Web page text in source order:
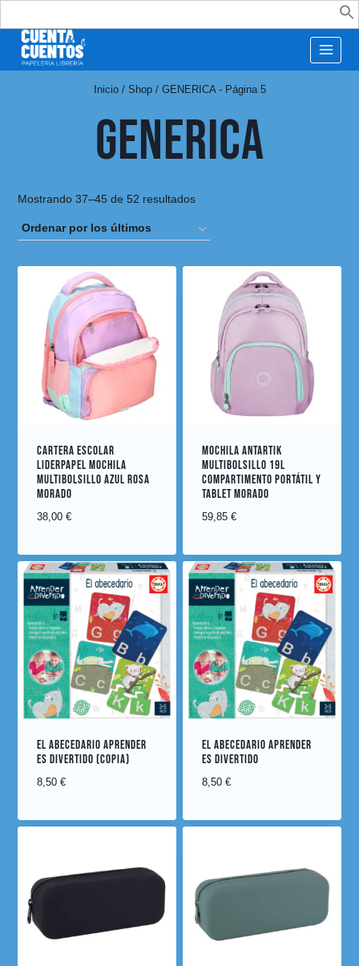
Buscar:
Inicio / Shop / GENERICA- Página 5
GENERICA
Mostrando 37–45 de 52 resultados
CARTERA ESCOLAR
LIDERPAPEL MOCHILA
MULTIBOLSILLO AZUL ROSA
MORADO
38,00 €
MOCHILA ANTARTIK
MULTIBOLSILLO 19L
COMPARTIMENTO PORTÁTIL Y
TABLET MORADO
59,85 €
EL ABECEDARIO APRENDER
ES DIVERTIDO (COPIA)
8,50 €
EL ABECEDARIO APRENDER
ES DIVERTIDO
8,50 €